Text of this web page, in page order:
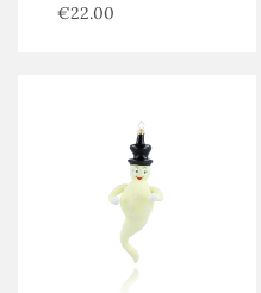
€22.00